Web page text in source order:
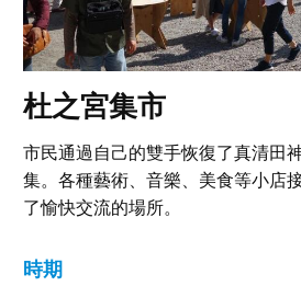
杜之宮集市
市民通過自己的雙手恢復了真清田
集。各種藝術、音樂、美食等小店
了愉快交流的場所。
時期